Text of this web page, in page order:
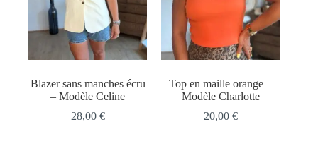
Blazer sans manches écru
– Modèle Celine
28,00 €
Top en maille orange –
Modèle Charlotte
20,00 €